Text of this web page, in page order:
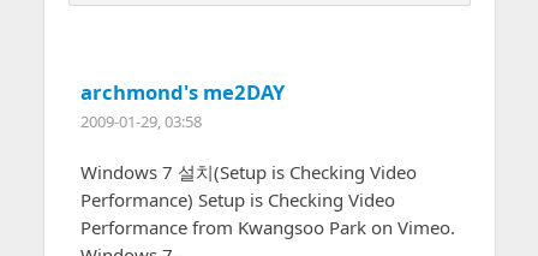
archmond's me2DAY
2009-01-29, 03:58
Windows 7 설치(Setup is Checking Video
Performance) Setup is Checking Video
Performance from Kwangsoo Park on Vimeo.